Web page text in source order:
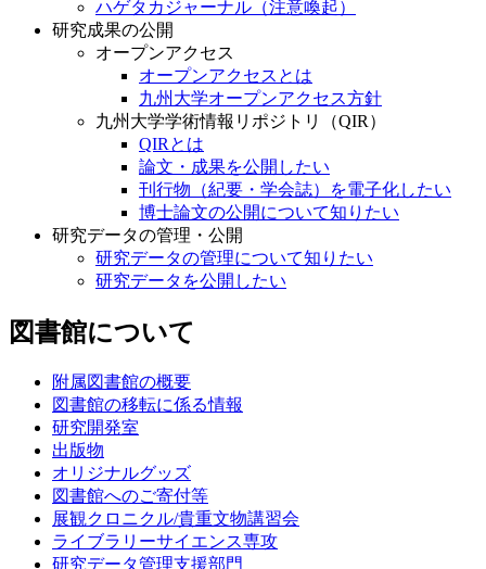
ハゲタカジャーナル（注意喚起）
研究成果の公開
オープンアクセス
オープンアクセスとは
九州大学オープンアクセス方針
九州大学学術情報リポジトリ（QIR）
QIRとは
論文・成果を公開したい
刊行物（紀要・学会誌）を電子化したい
博士論文の公開について知りたい
研究データの管理・公開
研究データの管理について知りたい
研究データを公開したい
図書館について
附属図書館の概要
図書館の移転に係る情報
研究開発室
出版物
オリジナルグッズ
図書館へのご寄付等
展観クロニクル/貴重文物講習会
ライブラリーサイエンス専攻
研究データ管理支援部門